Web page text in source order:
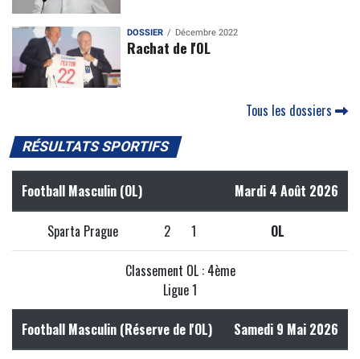
DOSSIER Décembre 2022
Rachat de l'OL
Tous les dossiers
RÉSULTATS SPORTIFS
Football Masculin (OL) Mardi 4 Août 2026
Sparta Prague 2 1 OL
Classement OL : 4ème
Ligue 1
Football Masculin (Réserve de l'OL) Samedi 9 Mai 2026